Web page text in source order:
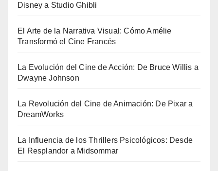
Disney a Studio Ghibli
El Arte de la Narrativa Visual: Cómo Amélie
Transformó el Cine Francés
La Evolución del Cine de Acción: De Bruce Willis a
Dwayne Johnson
La Revolución del Cine de Animación: De Pixar a
DreamWorks
La Influencia de los Thrillers Psicológicos: Desde
El Resplandor a Midsommar